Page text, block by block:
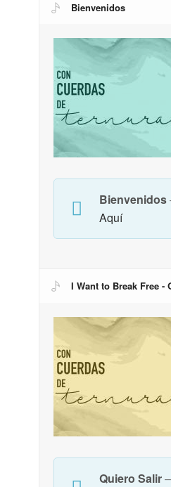
Bienvenidos
Bienvenidos
Aquí
I Want to Break Free -
Quiero Salir–